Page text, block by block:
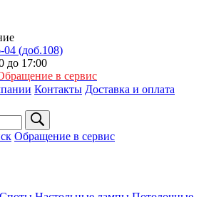
04 (доб.108)
до 17:00
в сервис
Контакты Доставка и оплата
Обращение в сервис